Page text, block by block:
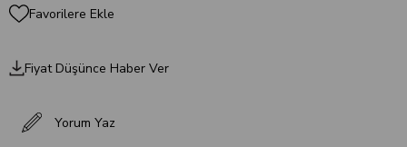
Favorilere Ekle
Fiyat Düşünce Haber Ver
Yorum Yaz